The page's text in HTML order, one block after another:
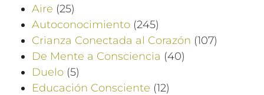
Aire (25)
Autoconocimiento (245)
Crianza Conectada al Corazón (107)
De Mente a Consciencia (40)
Duelo (5)
Educación Consciente (12)